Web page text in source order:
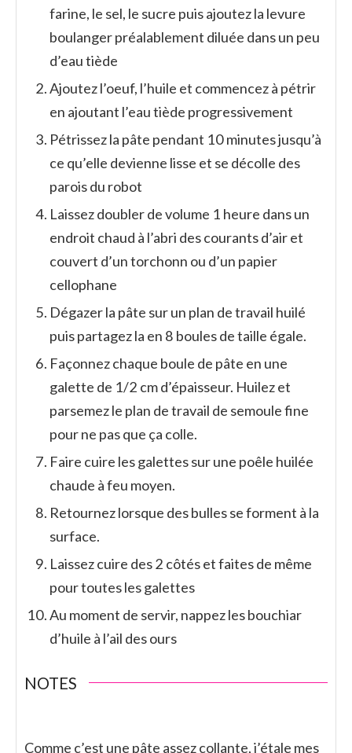
farine, le sel, le sucre puis ajoutez la levure
boulanger préalablement diluée dans un peu
d’eau tiède
Ajoutez l’oeuf, l’huile et commencez à pétrir
en ajoutant l’eau tiède progressivement
Pétrissez la pâte pendant 10 minutes jusqu’à
ce qu’elle devienne lisse et se décolle des
parois du robot
Laissez doubler de volume 1 heure dans un
endroit chaud à l’abri des courants d’air et
couvert d’un torchonn ou d’un papier
cellophane
Dégazer la pâte sur un plan de travail huilé
puis partagez la en 8 boules de taille égale.
Façonnez chaque boule de pâte en une
galette de 1/2 cm d’épaisseur. Huilez et
parsemez le plan de travail de semoule fine
pour ne pas que ça colle.
Faire cuire les galettes sur une poêle huilée
chaude à feu moyen.
Retournez lorsque des bulles se forment à la
surface.
Laissez cuire des 2 côtés et faites de même
pour toutes les galettes
Au moment de servir, nappez les bouchiar
d’huile à l’ail des ours
NOTES
Comme c’est une pâte assez collante, j’étale mes